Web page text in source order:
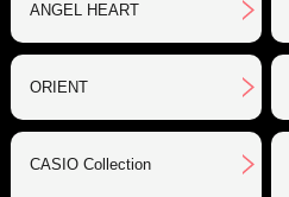
ANGEL HEART
ORIENT
CASIO Collection